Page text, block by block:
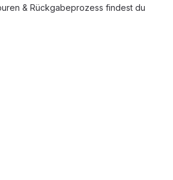
& Rückgabeprozess findest du